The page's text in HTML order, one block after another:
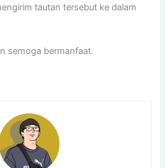
tautan tersebut ke dalam
semoga bermanfaat.